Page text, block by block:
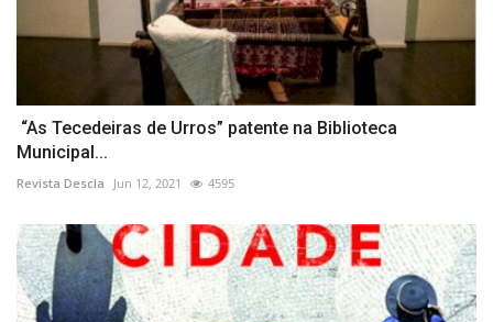
“As Tecedeiras de Urros” patente na Biblioteca
Municipal...
Revista Descla Jun 12, 2021 4595